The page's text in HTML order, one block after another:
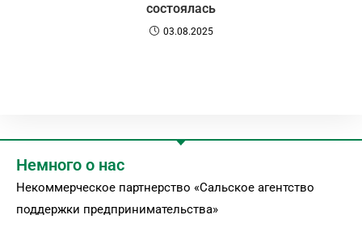
состоялась
03.08.2025
Немного о нас
Некоммерческое партнерство «Сальское агентство
поддержки предпринимательства»